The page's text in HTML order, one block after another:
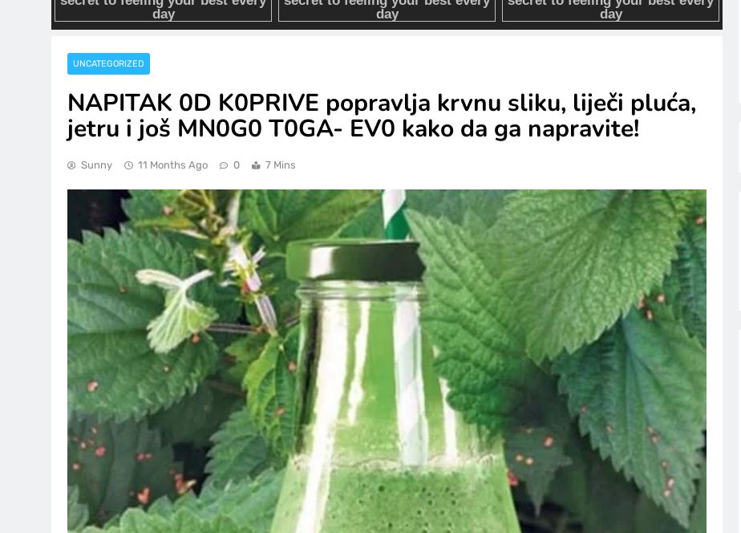
UNCATEGORIZED
NAPITAK 0D K0PRIVE popravlja krvnu sliku, liječi pluća,
jetru i još MN0G0 T0GA- EV0 kako da ga napravite!
Sunny 11 Months Ago 0 7 Mins